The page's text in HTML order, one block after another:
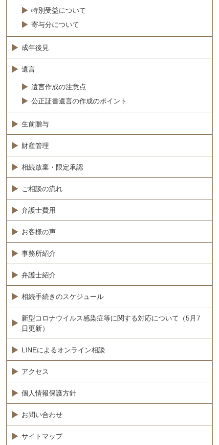
特別受益について
寄与分について
成年後見
遺言
遺言作成の注意点
公正証書遺言の作成のポイント
生前贈与
財産管理
相続放棄・限定承認
ご相談の流れ
弁護士費用
お客様の声
事務所紹介
弁護士紹介
相続手続きのスケジュール
新型コロナウイルス感染症等に関する対応について（5月7
日更新）
LINEによるオンライン相談
アクセス
個人情報保護方針
お問い合わせ
サイトマップ